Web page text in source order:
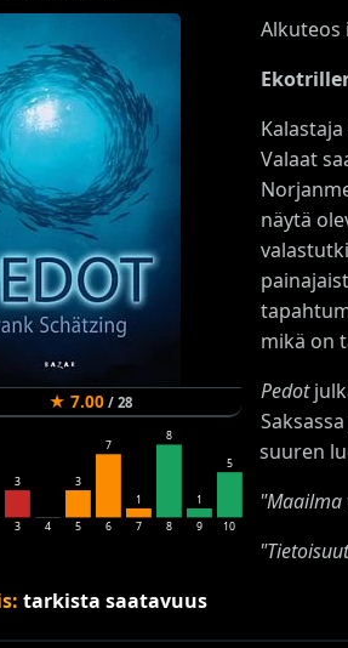
★ 7.00/ 28
3
3 4
3
5
7
6
1
7
8
8
1
9
5
10
Alkuteos
Valaat
näytä
mikä on
Pedot
suuren
"Maailma
tarkista saatavuus